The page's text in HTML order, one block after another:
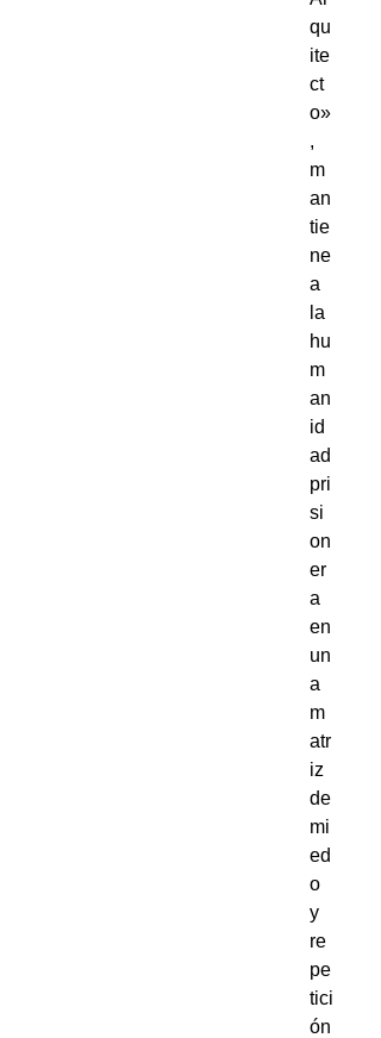
qu
ite
ct
o»
,
m
an
tie
ne
a
la
hu
m
an
id
ad
pri
si
on
er
a
en
un
a
m
atr
iz
de
mi
ed
o
y
re
pe
tici
ón